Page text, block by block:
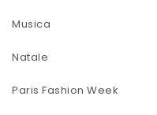
Musica
Natale
Paris Fashion Week